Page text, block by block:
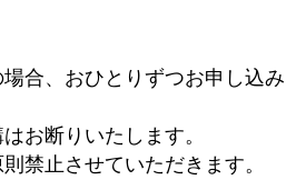
合、おひとりずつお申し込み
お断りいたします。
禁止させていただきます。